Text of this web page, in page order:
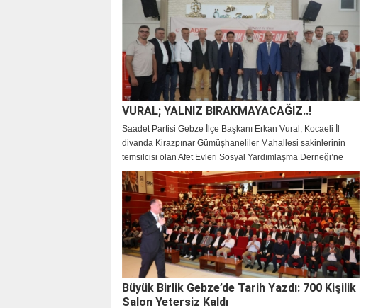
VURAL; YALNIZ BIRAKMAYACAĞIZ..!
Saadet Partisi Gebze İlçe Başkanı Erkan Vural, Kocaeli İl
divanda Kirazpınar Gümüşhaneliler Mahallesi sakinlerinin
temsilcisi olan Afet Evleri Sosyal Yardımlaşma Derneği’ne
destek vererek şu açıklamada bulundu:
Büyük Birlik Gebze’de Tarih Yazdı: 700 Kişilik
Salon Yetersiz Kaldı